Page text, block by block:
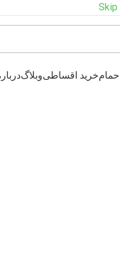
حمامخرید اقساطیوبلاگ